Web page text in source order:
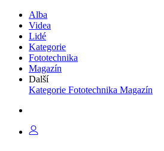
Alba
Videa
Lidé
Kategorie
Fototechnika
Magazín
Další
Kategorie Fototechnika Magazín